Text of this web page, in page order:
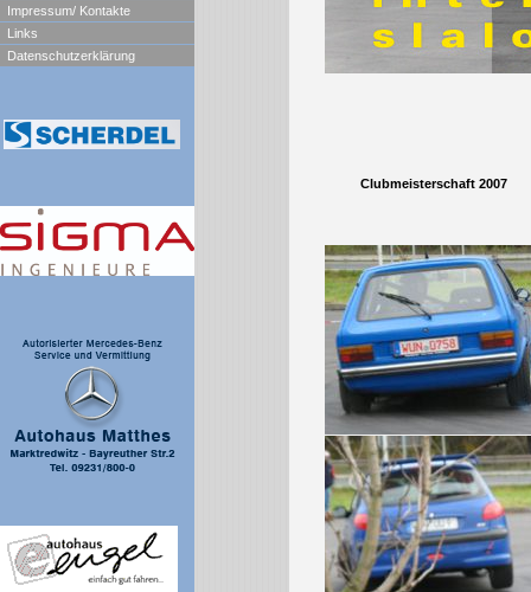
Impressum/ Kontakte
Links
Datenschutzerklärung
Clubmeisterschaft 2007